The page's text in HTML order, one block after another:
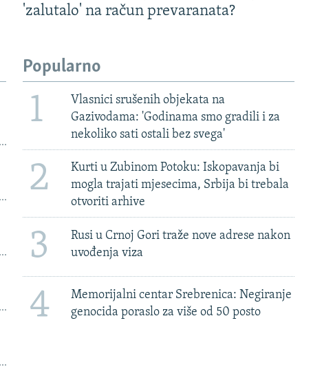
'zalutalo' na račun prevaranata?
Popularno
1
Vlasnici srušenih objekata na
Gazivodama: 'Godinama smo gradili i za
nekoliko sati ostali bez svega'
2
Kurti u Zubinom Potoku: Iskopavanja bi
mogla trajati mjesecima, Srbija bi trebala
otvoriti arhive
3
Rusi u Crnoj Gori traže nove adrese nakon
uvođenja viza
4
Memorijalni centar Srebrenica: Negiranje
genocida poraslo za više od 50 posto